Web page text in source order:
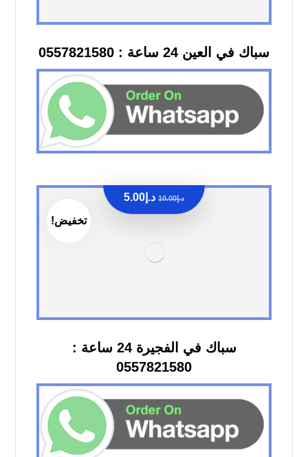
سباك في العين 24 ساعة : 0557821580
تخفيض!
سباك في الفجيرة 24 ساعة :
0557821580
د.إ10.00 د.إ 5.00